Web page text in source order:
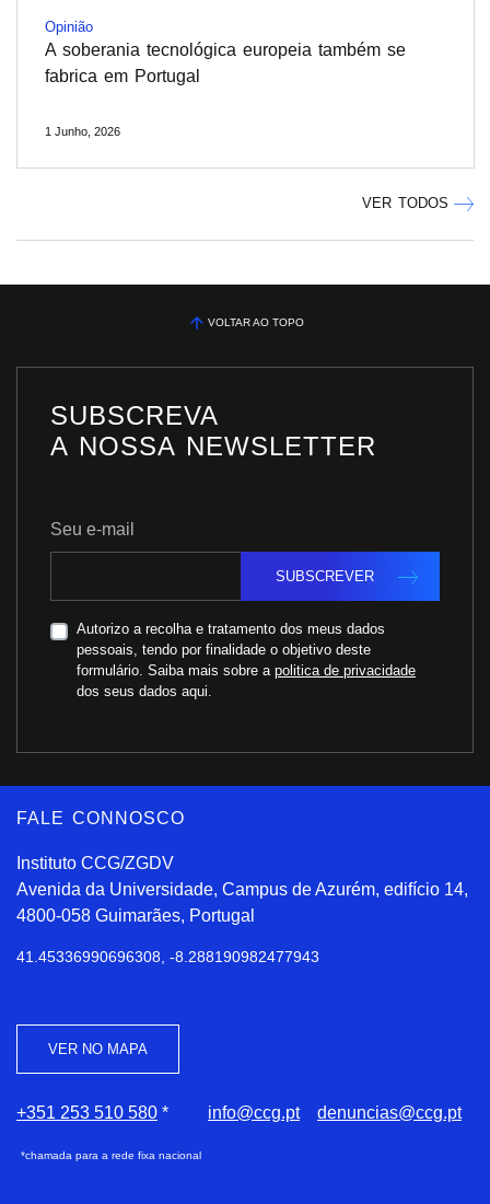
Opinião
A soberania tecnológica europeia também se
fabrica em Portugal
1 Junho, 2026
VER TODOS
VOLTAR AO TOPO
SUBSCREVA
A NOSSA NEWSLETTER
Seu e-mail
SUBSCREVER
Autorizo a recolha e tratamento dos meus dados
pessoais, tendo por finalidade o objetivo deste
formulário. Saiba mais sobre a politica de privacidade
dos seus dados aqui.
FALE CONNOSCO
Instituto CCG/ZGDV
Avenida da Universidade, Campus de Azurém, edifício 14,
4800-058 Guimarães, Portugal
41.45336990696308, -8.288190982477943
VER NO MAPA
+351 253 510 580 * info@ccg.pt denuncias@ccg.pt
*chamada para a rede fixa nacional